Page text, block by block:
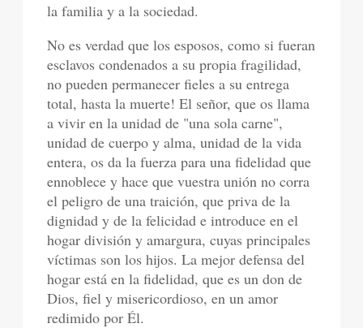
la familia y a la sociedad.
No es verdad que los esposos, como si fueran
esclavos condenados a su propia fragilidad,
no pueden permanecer fieles a su entrega
total, hasta la muerte! El señor, que os llama
a vivir en la unidad de "una sola carne",
unidad de cuerpo y alma, unidad de la vida
entera, os da la fuerza para una fidelidad que
ennoblece y hace que vuestra unión no corra
el peligro de una traición, que priva de la
dignidad y de la felicidad e introduce en el
hogar división y amargura, cuyas principales
víctimas son los hijos. La mejor defensa del
hogar está en la fidelidad, que es un don de
Dios, fiel y misericordioso, en un amor
redimido por Él.